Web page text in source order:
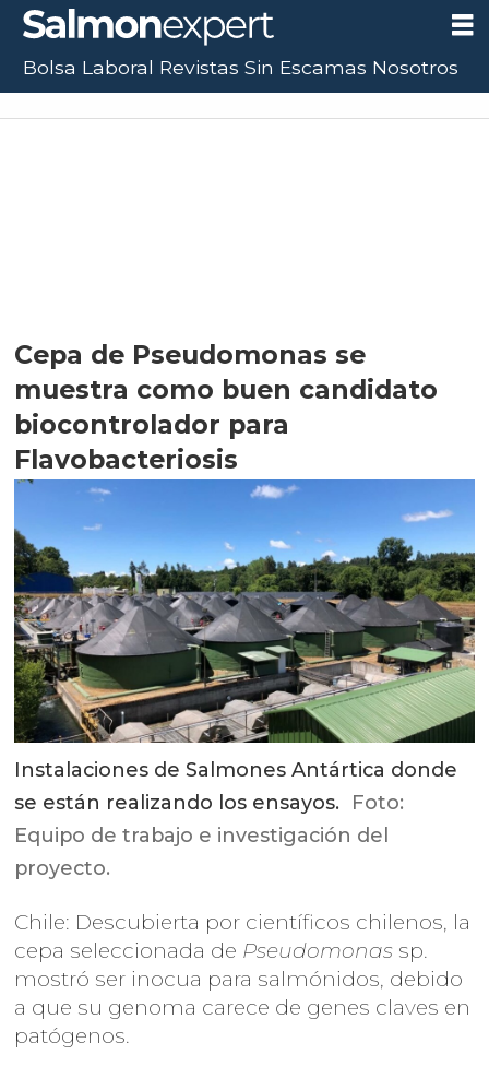
Cepa de Pseudomonas se
muestra como buen candidato
biocontrolador para
Flavobacteriosis
Instalaciones de Salmones Antártica donde
se están realizando los ensayos. Foto:
Equipo de trabajo e investigación del
proyecto.
Chile: Descubierta por científicos chilenos, la
cepa seleccionada de Pseudomonas sp.
mostró ser inocua para salmónidos, debido
a que su genoma carece de genes claves en
patógenos.
Bolsa Laboral Revistas Sin Escamas Nosotros